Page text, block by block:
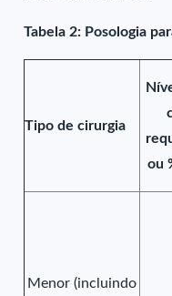
Tabela 2: Posologia
Tipo de cirurgia
ou
Menor (incluindo